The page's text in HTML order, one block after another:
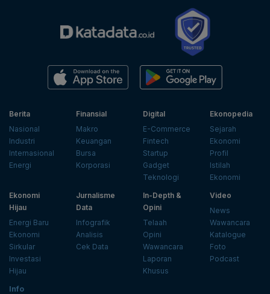
Berita
Nasional
Industri
Internasional
Energi
Finansial
Makro
Keuangan
Bursa
Korporasi
Digital
E-Commerce
Fintech
Startup
Gadget
Teknologi
Ekonopedia
Sejarah
Ekonomi
Profil
Istilah
Ekonomi
Ekonomi
Hijau
Energi Baru
Ekonomi
Sirkular
Investasi
Hijau
Jurnalisme
Data
Infografik
Analisis
Cek Data
In-Depth &
Opini
Telaah
Opini
Wawancara
Laporan
Khusus
Video
News
Wawancara
Katalogue
Foto
Podcast
Info